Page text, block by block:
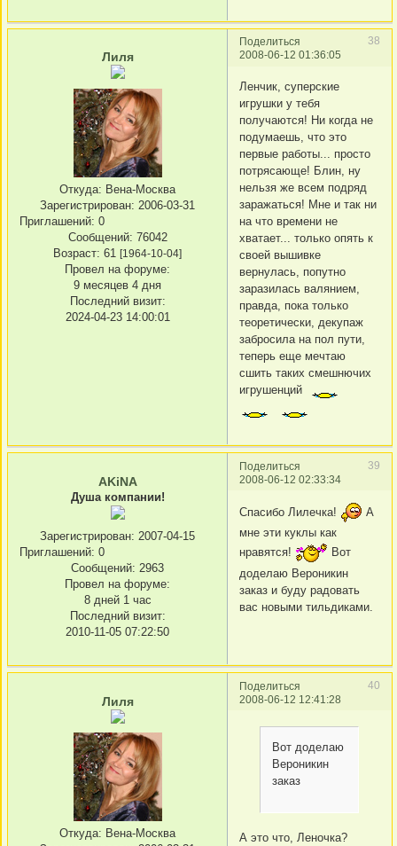
Поделиться
38
2008-06-12 01:36:05
Лиля
Откуда: Вена-Москва
Зарегистрирован: 2006-03-31
Приглашений: 0
Сообщений: 76042
Возраст: 61 [1964-10-04]
Провел на форуме:
9 месяцев 4 дня
Последний визит:
2024-04-23 14:00:01
Ленчик, суперские
игрушки у тебя
получаются! Ни когда не
подумаешь, что это
первые работы... просто
потрясающе! Блин, ну
нельзя же всем подряд
заражаться! Мне и так ни
на что времени не
хватает... только опять к
своей вышивке
вернулась, попутно
заразилась валянием,
правда, пока только
теоретически, декупаж
забросила на пол пути,
теперь еще мечтаю
сшить таких смешнючих
игрушенций
Поделиться
39
2008-06-12 02:33:34
AKiNA
Душа компании!
Зарегистрирован: 2007-04-15
Приглашений: 0
Сообщений: 2963
Провел на форуме:
8 дней 1 час
Последний визит:
2010-11-05 07:22:50
Спасибо Лилечка!
А
мне эти куклы как
нравятся!
Вот
доделаю Вероникин
заказ и буду радовать
вас новыми тильдиками.
Поделиться
40
2008-06-12 12:41:28
Лиля
Откуда: Вена-Москва
Вот доделаю
Вероникин
заказ
А это что, Леночка?